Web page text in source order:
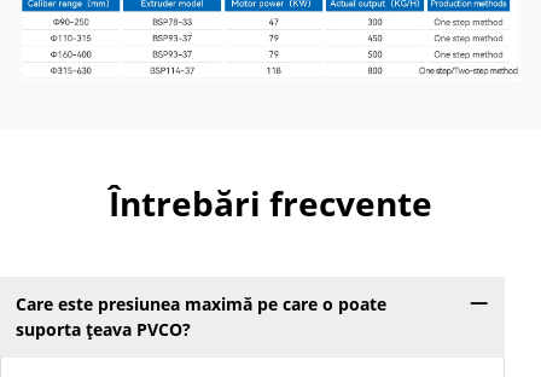
Întrebări frecvente
Care este presiunea maximă pe care o poate
suporta țeava PVCO?